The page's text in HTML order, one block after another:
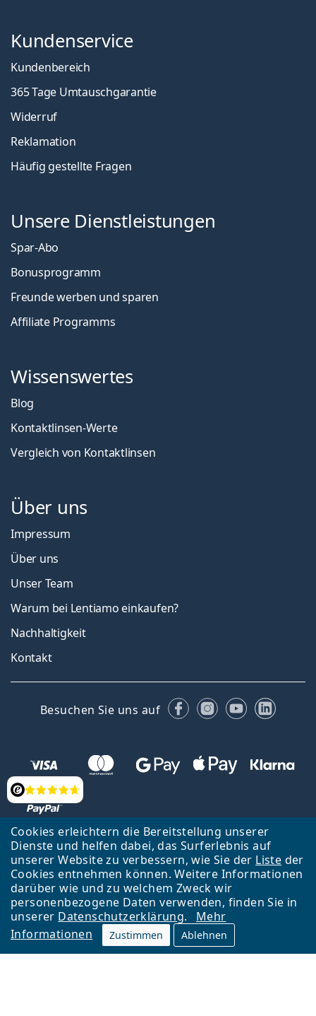
Cookies erleichtern die Bereitstellung unserer
Dienste und helfen dabei, das Surferlebnis auf
unserer Website zu verbessern, wie Sie der Liste der
Cookies entnehmen können. Weitere Informationen
darüber wie und zu welchem Zweck wir
personenbezogene Daten verwenden, finden Sie in
unserer Datenschutzerklärung.
Mehr
Informationen
Zustimmen Ablehnen
Bewertung
Kundenservice
Kundenbereich
365 Tage Umtauschgarantie
Widerruf
Reklamation
Häufig gestellte Fragen
Unsere Dienstleistungen
Spar-Abo
Bonusprogramm
Freunde werben und sparen
Affiliate Programms
Wissenswertes
Blog
Kontaktlinsen-Werte
Vergleich von Kontaktlinsen
Über uns
Impressum
Über uns
Unser Team
Warum bei Lentiamo einkaufen?
Nachhaltigkeit
Kontakt
Besuchen Sie uns auf FacebookInstagram
YouTube
Zurück zur Hauptseite Nach oben
Français
Lentiamo s.r.o., Tschechien ist Eigentümer und Betreiber des Online-
Shops Lentiamo.ch
Seit 18 Jahren sind wir für Sie da.